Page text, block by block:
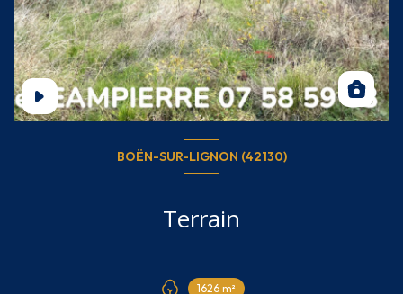
BOËN-SUR-LIGNON (42130)
Terrain
1626 m²